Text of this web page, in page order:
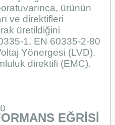
ürünün
ve direktifleri
üretildiğini
1, EN 60335-2-80
Yönergesi (LVD).
direktifi (EMC).
EĞRİSİ